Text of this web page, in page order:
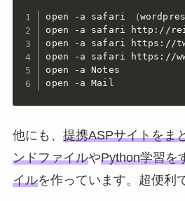
open -a safari （wordpress
open -a safari http://
open -a safari https://
open -a safari https://
open -a Notes
open -a Mail
他にも、 提携ASPサイトをま
ンドファイルやPython学習を
イルを作っています。超便利